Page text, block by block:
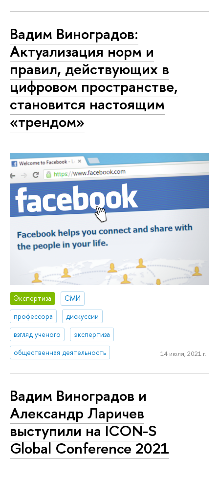
Вадим Виноградов:
Актуализация норм и
правил, действующих в
цифровом пространстве,
становится настоящим
«трендом»
Экспертиза
СМИ
профессора
дискуссии
взгляд ученого
экспертиза
общественная деятельность
14 июля, 2021 г.
Вадим Виноградов и
Александр Ларичев
выступили на ICON-S
Global Сonference 2021